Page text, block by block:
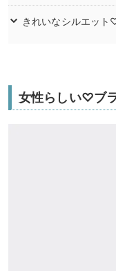
きれいなシルエット
女性らしい♡ブ